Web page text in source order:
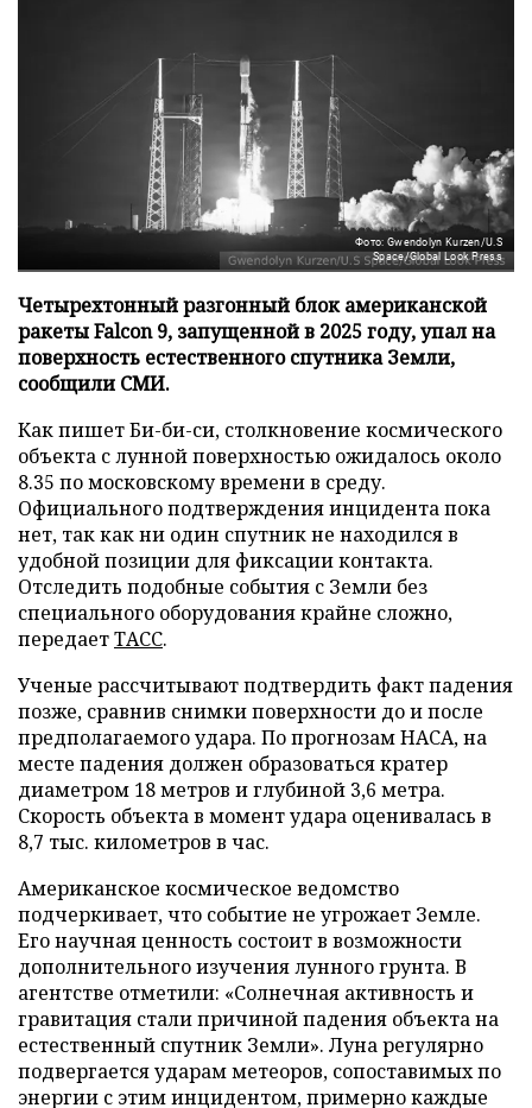
Фото: Gwendolyn Kurzen/U.S
Space/Global Look Press
Четырехтонный разгонный блок американской
ракеты Falcon 9, запущенной в 2025 году, упал на
поверхность естественного спутника Земли,
сообщили СМИ.
Как пишет Би-би-си, столкновение космического
объекта с лунной поверхностью ожидалось около
8.35 по московскому времени в среду.
Официального подтверждения инцидента пока
нет, так как ни один спутник не находился в
удобной позиции для фиксации контакта.
Отследить подобные события с Земли без
специального оборудования крайне сложно,
передаетТАСС.
Ученые рассчитывают подтвердить факт падения
позже, сравнив снимки поверхности до и после
предполагаемого удара. По прогнозам НАСА, на
месте падения должен образоваться кратер
диаметром 18 метров и глубиной 3,6 метра.
Скорость объекта в момент удара оценивалась в
8,7 тыс. километров в час.
Американское космическое ведомство
подчеркивает, что событие не угрожает Земле.
Его научная ценность состоит в возможности
дополнительного изучения лунного грунта. В
агентстве отметили: «Солнечная активность и
гравитация стали причиной падения объекта на
естественный спутник Земли». Луна регулярно
подвергается ударам метеоров, сопоставимых по
энергии с этим инцидентом, примерно каждые